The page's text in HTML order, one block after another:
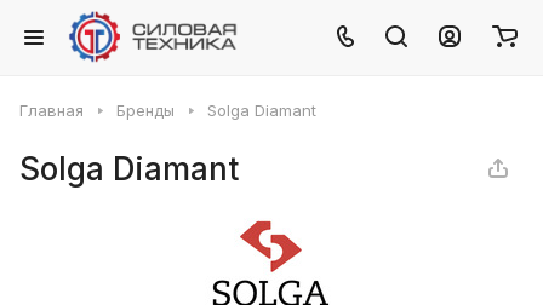
Главная Бренды Solga Diamant
Solga Diamant